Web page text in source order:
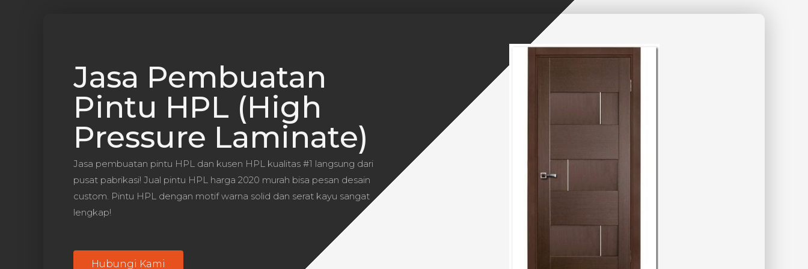
Jasa Pembuatan
Pintu HPL (High
Pressure Laminate)
Jasa pembuatan pintu HPL dan kusen HPL kualitas #1 langsung dari
pusat pabrikasi! Jual pintu HPL harga 2020 murah bisa pesan desain
custom. Pintu HPL dengan motif warna solid dan serat kayu sangat
lengkap!
Hubungi Kami